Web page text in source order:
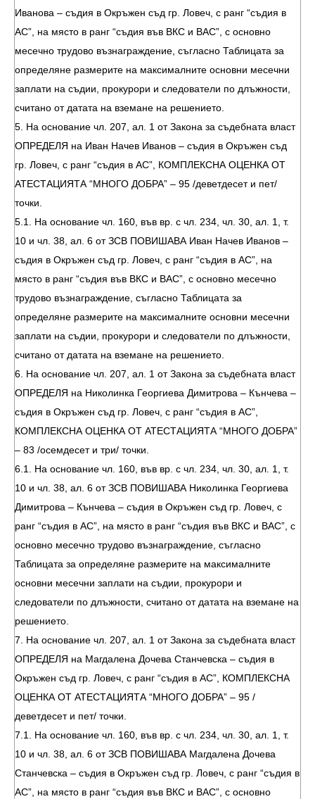
Иванова – съдия в Окръжен съд гр. Ловеч, с ранг “съдия в
АС”, на място в ранг “съдия във ВКС и ВАС”, с основно
месечно трудово възнаграждение, съгласно Таблицата за
определяне размерите на максималните основни месечни
заплати на съдии, прокурори и следователи по длъжности,
считано от датата на вземане на решението.
5. На основание чл. 207, ал. 1 от Закона за съдебната власт
ОПРЕДЕЛЯ на Иван Начев Иванов – съдия в Окръжен съд
гр. Ловеч, с ранг “съдия в АС”, КОМПЛЕКСНА ОЦЕНКА ОТ
АТЕСТАЦИЯТА “МНОГО ДОБРА” – 95 /деветдесет и пет/
точки.
5.1. На основание чл. 160, във вр. с чл. 234, чл. 30, ал. 1, т.
10 и чл. 38, ал. 6 от ЗСВ ПОВИШАВА Иван Начев Иванов –
съдия в Окръжен съд гр. Ловеч, с ранг “съдия в АС”, на
място в ранг “съдия във ВКС и ВАС”, с основно месечно
трудово възнаграждение, съгласно Таблицата за
определяне размерите на максималните основни месечни
заплати на съдии, прокурори и следователи по длъжности,
считано от датата на вземане на решението.
6. На основание чл. 207, ал. 1 от Закона за съдебната власт
ОПРЕДЕЛЯ на Николинка Георгиева Димитрова – Кънчева –
съдия в Окръжен съд гр. Ловеч, с ранг “съдия в АС”,
КОМПЛЕКСНА ОЦЕНКА ОТ АТЕСТАЦИЯТА “МНОГО ДОБРА”
– 83 /осемдесет и три/ точки.
6.1. На основание чл. 160, във вр. с чл. 234, чл. 30, ал. 1, т.
10 и чл. 38, ал. 6 от ЗСВ ПОВИШАВА Николинка Георгиева
Димитрова – Кънчева – съдия в Окръжен съд гр. Ловеч, с
ранг “съдия в АС”, на място в ранг “съдия във ВКС и ВАС”, с
основно месечно трудово възнаграждение, съгласно
Таблицата за определяне размерите на максималните
основни месечни заплати на съдии, прокурори и
следователи по длъжности, считано от датата на вземане на
решението.
7. На основание чл. 207, ал. 1 от Закона за съдебната власт
ОПРЕДЕЛЯ на Магдалена Дочева Станчевска – съдия в
Окръжен съд гр. Ловеч, с ранг “съдия в АС”, КОМПЛЕКСНА
ОЦЕНКА ОТ АТЕСТАЦИЯТА “МНОГО ДОБРА” – 95 /
деветдесет и пет/ точки.
7.1. На основание чл. 160, във вр. с чл. 234, чл. 30, ал. 1, т.
10 и чл. 38, ал. 6 от ЗСВ ПОВИШАВА Магдалена Дочева
Станчевска – съдия в Окръжен съд гр. Ловеч, с ранг “съдия в
АС”, на място в ранг “съдия във ВКС и ВАС”, с основно